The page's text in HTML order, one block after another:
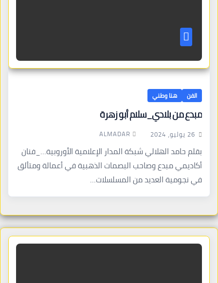
الفن هنا وطني
مبدع من بلادي_سلام أبو زهرة
26 يوليو، 2024 ALMADAR
بقلم حامد الهلالي شبكة المدار الإعلامية الأوروبية…_فنان
أكاديمي مبدع وصاحب البصمات الذهبية في أعمالة ومتألق
في نجومية العديد من المسلسلات…